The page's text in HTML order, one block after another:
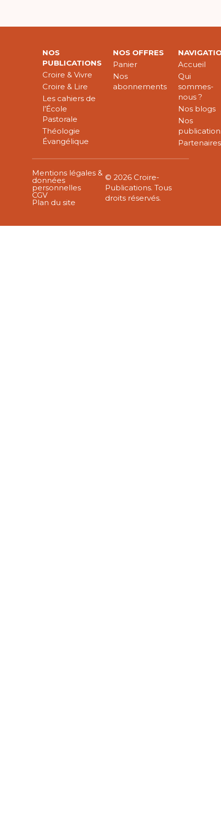
NOS
PUBLICATIONS
Croire & Vivre
Croire & Lire
Les cahiers de
l’École
Pastorale
Théologie
Évangélique
NOS OFFRES
Panier
Nos
abonnements
Accueil
Qui
sommes-
nous ?
Nos blogs
Nos
Partenaires
Mentions légales &
données
personnelles
CGV
Plan du site
© 2026 Croire-
Publications. Tous
droits réservés.